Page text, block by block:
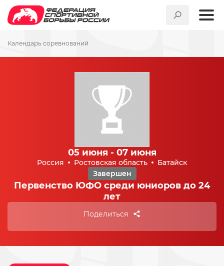
Календарь соревнований
05 июня - 07 июня
Россия Ростовская область
Батайск
Завершен
Первенство ЮФО среди юниоров до 24
лет
Поделиться